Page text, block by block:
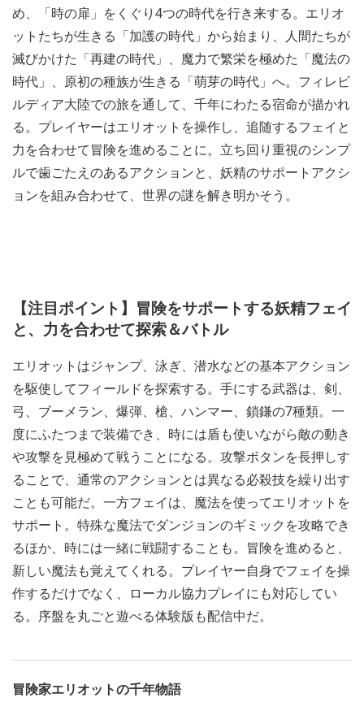
め、「時の扉」をくぐり4つの時代を行き来する。エリオ
ットたちが生きる「加護の時代」から始まり、人間たちが
滅びかけた「再建の時代」、魔力で繁栄を極めた「魔法の
時代」、原初の種族が生きる「萌芽の時代」へ。フィレビ
ルディア大陸での旅を通して、千年にわたる宿命が描かれ
る。プレイヤーはエリオットを操作し、追随するフェイと
力を合わせて冒険を進めることに。立ち回り重視のシンプ
ルで歯ごたえのあるアクションと、妖精のサポートアクシ
ョンを組み合わせて、世界の謎を解き明かそう。
【注目ポイント】冒険をサポートする妖精フェイ
と、力を合わせて探索＆バトル
エリオットはジャンプ、泳ぎ、潜水などの基本アクション
を駆使してフィールドを探索する。手にする武器は、剣、
弓、ブーメラン、爆弾、槍、ハンマー、鎖鎌の7種類。一
度にふたつまで装備でき、時には盾も使いながら敵の動き
や攻撃を見極めて戦うことになる。攻撃ボタンを長押しす
ることで、通常のアクションとは異なる必殺技を繰り出す
ことも可能だ。一方フェイは、魔法を使ってエリオットを
サポート。特殊な魔法でダンジョンのギミックを攻略でき
るほか、時には一緒に戦闘することも。冒険を進めると、
新しい魔法も覚えてくれる。プレイヤー自身でフェイを操
作するだけでなく、ローカル協力プレイにも対応してい
る。序盤を丸ごと遊べる体験版も配信中だ。
冒険家エリオットの千年物語